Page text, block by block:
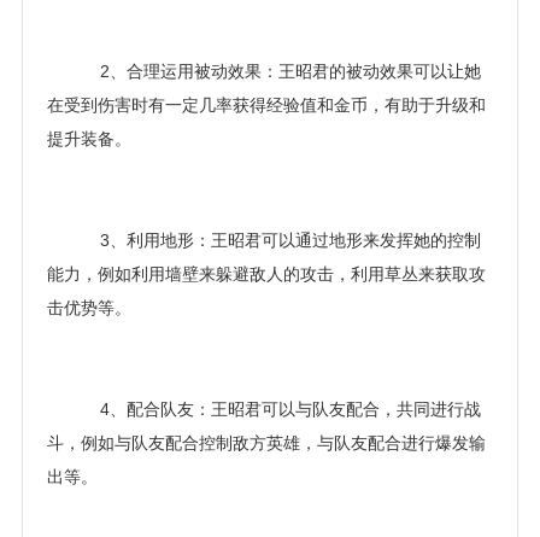
2、合理运用被动效果：王昭君的被动效果可以让她
在受到伤害时有一定几率获得经验值和金币，有助于升级和
提升装备。
3、利用地形：王昭君可以通过地形来发挥她的控制
能力，例如利用墙壁来躲避敌人的攻击，利用草丛来获取攻
击优势等。
4、配合队友：王昭君可以与队友配合，共同进行战
斗，例如与队友配合控制敌方英雄，与队友配合进行爆发输
出等。